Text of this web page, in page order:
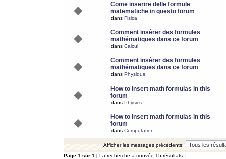
Come inserire delle formule
matematiche in questo forum
dans Fisica
Comment insérer des formules
mathématiques dans ce forum
dans Calcul
Comment insérer des formules
mathématiques dans ce forum
dans Physique
How to insert math formulas in this
forum
dans Physics
How to insert math formulas in this
forum
dans Computation
Afficher les messages précédents:
Page 1 sur 1 [ La recherche a trouvée 15 résultats ]